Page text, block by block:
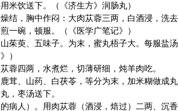
米饮送下。（《济生方》润肠丸）
结，胸中作闷：大肉苁蓉三两，白酒浸，洗去
一碗，顿服。（《医学广笔记》）
茱萸、五味子。为末，蜜丸梧子大。每服盐汤
）
蓉四两，水煮烂，切薄研细，炖羊肉吃。
茸、山药、白茯苓，等分为末，加米糊做成丸
，枣汤送下。
病人）。用肉苁蓉（酒浸，焙过）二两、沉香